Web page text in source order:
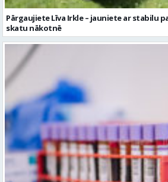
Pārgaujiete Līva Irkle – jauniete ar stabilu
skatu nākotnē